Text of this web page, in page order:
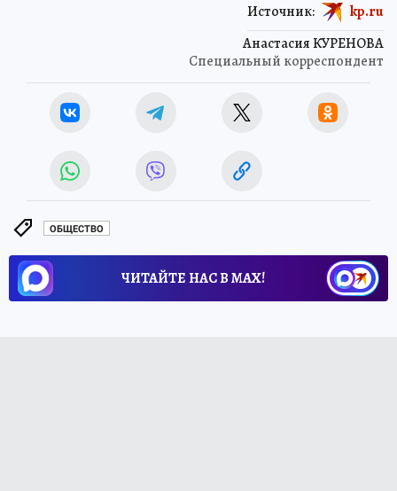
Анастасия КУРЕНОВА
Специальный корреспондент
Источник: kp.ru
ОБЩЕСТВО
ЧИТАЙТЕ НАС В МАХ!